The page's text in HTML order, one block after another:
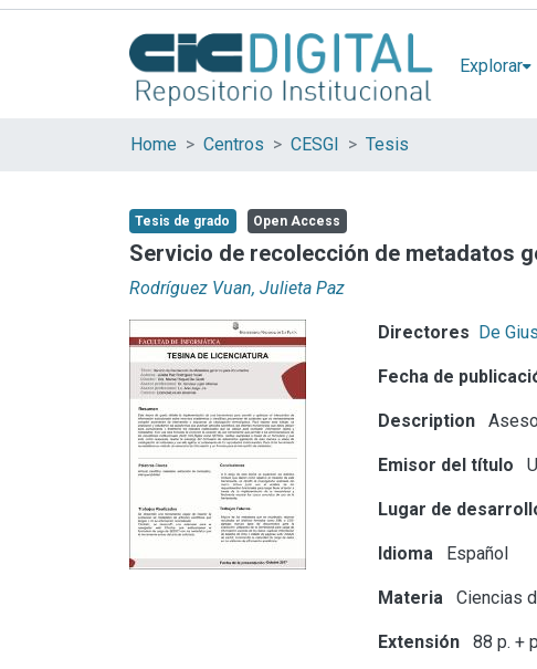
Explorar
Home Centros CESGI Tesis
Tesis de grado Open Access
Servicio de recolección de metadatos
Rodríguez Vuan, Julieta Paz
Directores De
Fecha de
Description
Emisor del título
Lugar de
Idioma Español
Materia Ciencias
Extensión 88 p. +